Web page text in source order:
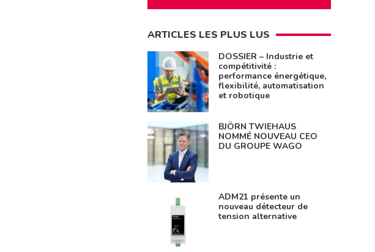
ARTICLES LES PLUS LUS
DOSSIER – Industrie et
compétitivité :
performance énergétique,
flexibilité, automatisation
et robotique
BJÖRN TWIEHAUS
NOMMÉ NOUVEAU CEO
DU GROUPE WAGO
ADM21 présente un
nouveau détecteur de
tension alternative